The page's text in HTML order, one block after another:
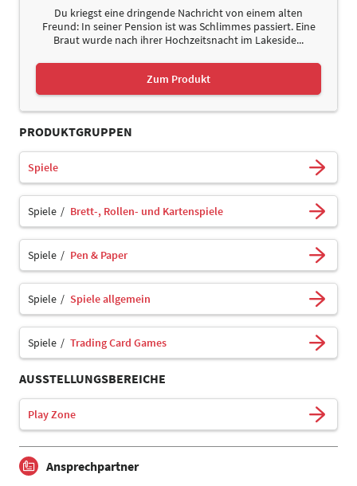
Du kriegst eine dringende Nachricht von einem alten
Freund: In seiner Pension ist was Schlimmes passiert. Eine
Braut wurde nach ihrer Hochzeitsnacht im Lakeside...
Zum Produkt
PRODUKTGRUPPEN
Spiele
Spiele Brett-, Rollen- und Kartenspiele
Spiele Pen & Paper
Spiele Spiele allgemein
Spiele Trading Card Games
AUSSTELLUNGSBEREICHE
Play Zone
Ansprechpartner